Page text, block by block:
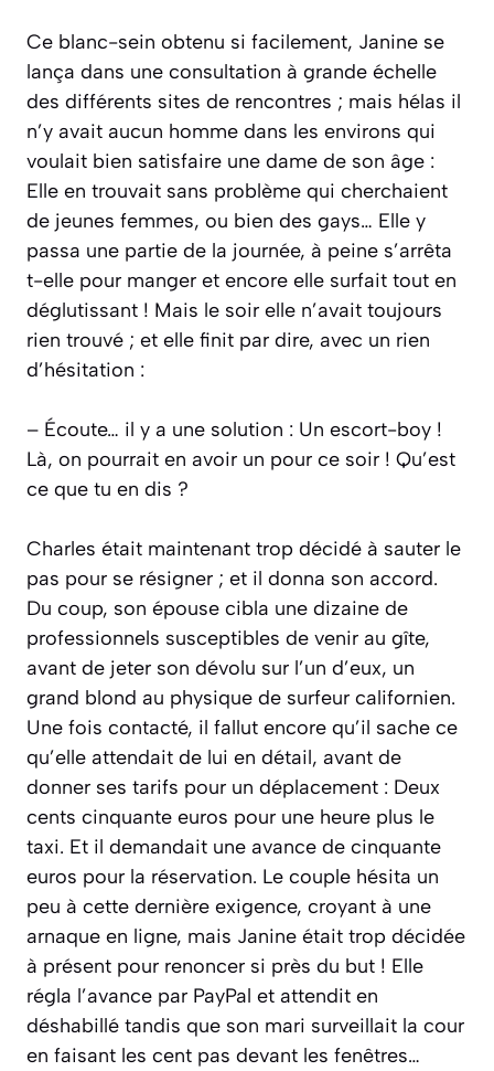
Ce blanc-sein obtenu si facilement, Janine se
lança dans une consultation à grande échelle
des différents sites de rencontres ; mais hélas il
n’y avait aucun homme dans les environs qui
voulait bien satisfaire une dame de son âge :
Elle en trouvait sans problème qui cherchaient
de jeunes femmes, ou bien des gays… Elle y
passa une partie de la journée, à peine s’arrêta
t-elle pour manger et encore elle surfait tout en
déglutissant ! Mais le soir elle n’avait toujours
rien trouvé ; et elle finit par dire, avec un rien
d’hésitation :
– Écoute… il y a une solution : Un escort-boy !
Là, on pourrait en avoir un pour ce soir ! Qu’est
ce que tu en dis ?
Charles était maintenant trop décidé à sauter le
pas pour se résigner ; et il donna son accord.
Du coup, son épouse cibla une dizaine de
professionnels susceptibles de venir au gîte,
avant de jeter son dévolu sur l’un d’eux, un
grand blond au physique de surfeur californien.
Une fois contacté, il fallut encore qu’il sache ce
qu’elle attendait de lui en détail, avant de
donner ses tarifs pour un déplacement : Deux
cents cinquante euros pour une heure plus le
taxi. Et il demandait une avance de cinquante
euros pour la réservation. Le couple hésita un
peu à cette dernière exigence, croyant à une
arnaque en ligne, mais Janine était trop décidée
à présent pour renoncer si près du but ! Elle
régla l’avance par PayPal et attendit en
déshabillé tandis que son mari surveillait la cour
en faisant les cent pas devant les fenêtres…